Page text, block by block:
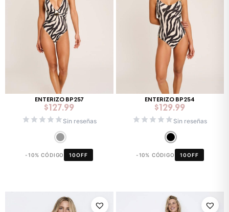
ENTERIZO BP257
$ 127.99
Sin reseñas
-10% CÓDIGO 10OFF
ENTERIZO BP254
$ 129.99
Sin reseñas
-10% CÓDIGO 10OFF